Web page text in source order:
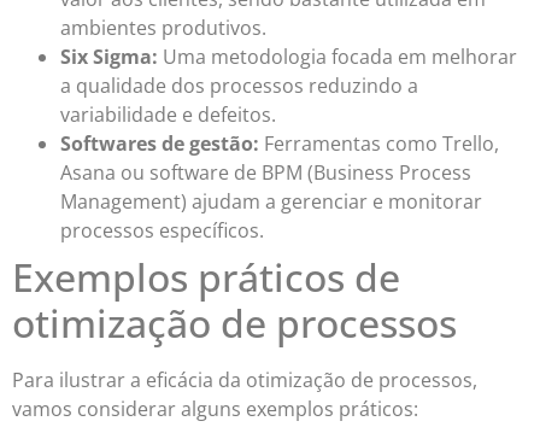
ambientes produtivos.
Six Sigma: Uma metodologia focada em melhorar
a qualidade dos processos reduzindo a
variabilidade e defeitos.
Softwares de gestão: Ferramentas como Trello,
Asana ou software de BPM (Business Process
Management) ajudam a gerenciar e monitorar
processos específicos.
Exemplos práticos de
otimização de processos
Para ilustrar a eficácia da otimização de processos,
vamos considerar alguns exemplos práticos: